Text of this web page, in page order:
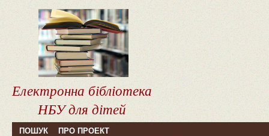
Електронна бібліотека
НБУ для дітей
ПОШУК ПРО ПРОЕКТ